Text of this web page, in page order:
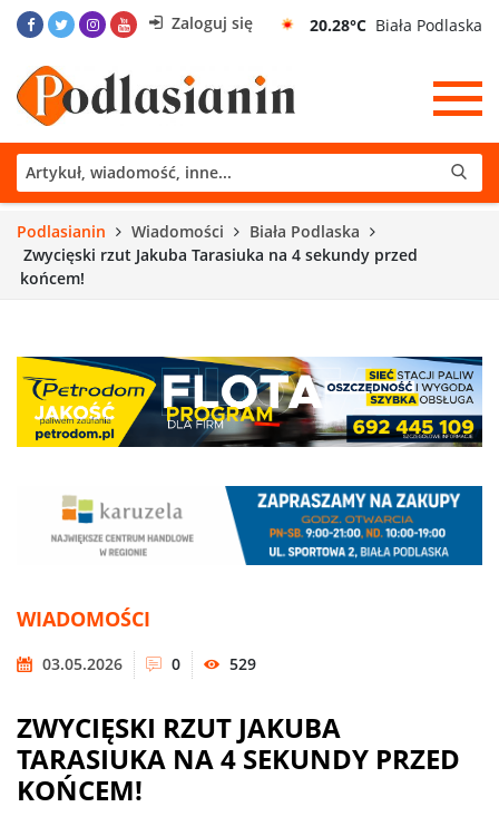
Zaloguj się 20.28°C Biała Podlaska
Podlasianin Wiadomości
Biała Podlaska
Zwycięski rzut Jakuba Tarasiuka na 4 sekundy przed
końcem!
WIADOMOŚCI
03.05.2026 0 529
ZWYCIĘSKI RZUT JAKUBA
TARASIUKA NA 4 SEKUNDY PRZED
KOŃCEM!